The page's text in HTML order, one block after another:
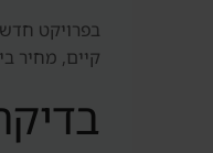
בפרויקט
קיים, מחיר